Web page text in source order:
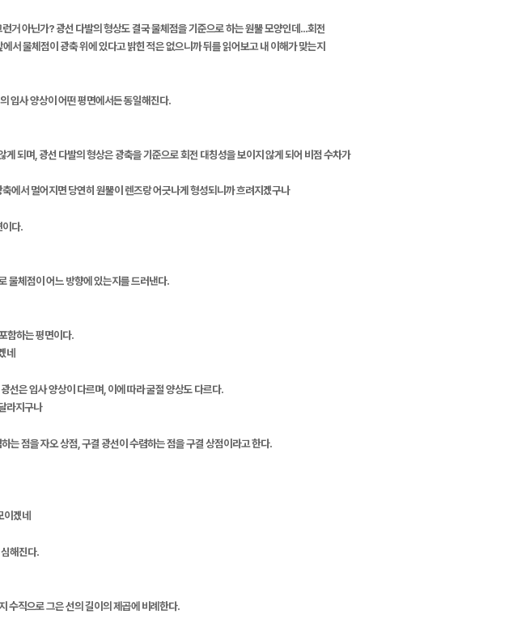
거 아닌가? 광선 다발의 형상도 결국 물체점을 기준으로 하는 원뿔 모양인데...회전
서 물체점이 광축 위에 있다고 밝힌 적은 없으니까 뒤를 읽어보고 내 이해가 맞는지
입사 양상이 어떤 평면에서든 동일해진다.
되며, 광선 다발의 형상은 광축을 기준으로 회전 대칭성을 보이지 않게 되어 비점 수차가
에서 멀어지면 당연히 원뿔이 렌즈랑 어긋나게 형성되니까 흐려지겠구나
이다.
물체점이 어느 방향에 있는지를 드러낸다.
함하는 평면이다.
네
선은 입사 양상이 다르며, 이에 따라 굴절 양상도 다르다.
라지구나
는 점을 자오 상점, 구결 광선이 수렴하는 점을 구결 상점이라고 한다.
이겠네
해진다.
수직으로 그은 선의 길이의 제곱에 비례한다.